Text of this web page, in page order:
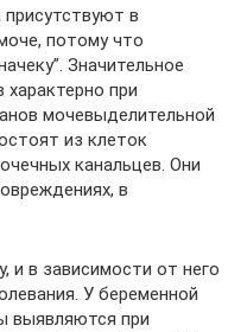
в
потому что
Значительное
при
мочевыделительной
из клеток
канальцев. Они
в
и в зависимости от него
У беременной
выявляются при